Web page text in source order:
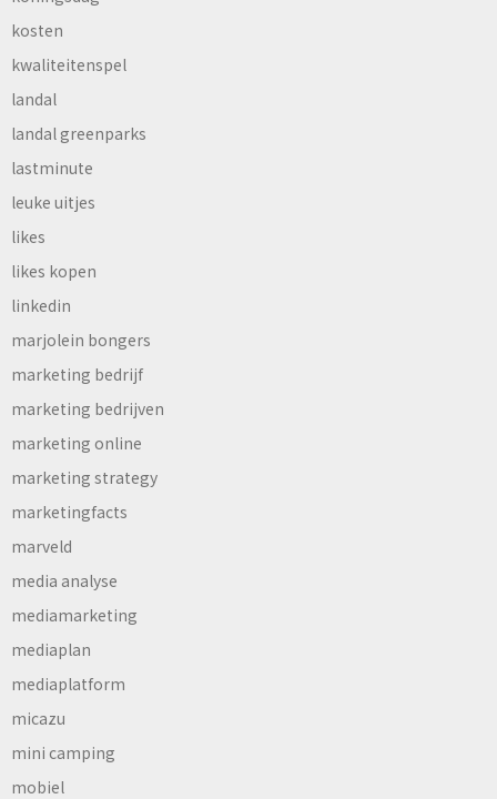
kosten
kwaliteitenspel
landal
landal greenparks
lastminute
leuke uitjes
likes
likes kopen
linkedin
marjolein bongers
marketing bedrijf
marketing bedrijven
marketing online
marketing strategy
marketingfacts
marveld
media analyse
mediamarketing
mediaplan
mediaplatform
micazu
mini camping
mobiel